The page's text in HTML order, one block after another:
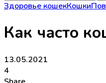
Здоровье кошекКошки
Как часто
13.05.2021
4